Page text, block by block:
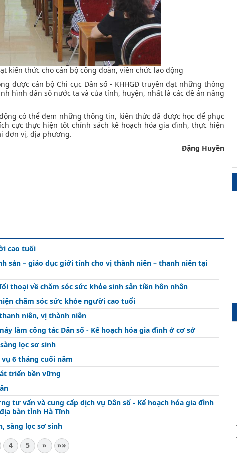
kiến thức cho cán bộ công đoàn, viên chức lao động
được cán bộ Chi cục Dân số - KHHGĐ truyền đạt những thông
hình dân số nước ta và của tỉnh, huyện, nhất là các đề án nâng
có thể đem những thông tin, kiến thức đã được học để phục
cực thực hiện tốt chính sách kế hoạch hóa gia đình, thực hiện
đơn vị, địa phương.
Đặng Huyền
cao tuổi
sản – giáo dục giới tính cho vị thành niên – thanh niên tại
thoại về chăm sóc sức khỏe sinh sản tiền hôn nhân
chăm sóc sức khỏe người cao tuổi
niên, vị thành niên
làm công tác Dân số - Kế hoạch hóa gia đình ở cơ sở
lọc sơ sinh
6 tháng cuối năm
triển bền vững
tư vấn và cung cấp dịch vụ Dân số - Kế hoạch hóa gia đình
bàn tỉnh Hà Tĩnh
sàng lọc sơ sinh
4 5 » »»